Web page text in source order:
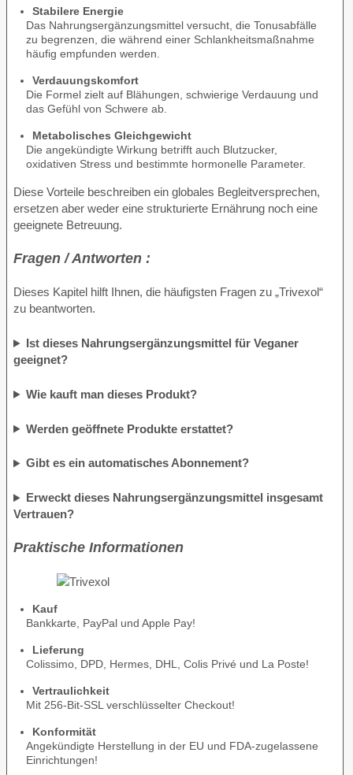
Stabilere Energie
Das Nahrungsergänzungsmittel versucht, die Tonusabfälle
zu begrenzen, die während einer Schlankheitsmaßnahme
häufig empfunden werden.
Verdauungskomfort
Die Formel zielt auf Blähungen, schwierige Verdauung und
das Gefühl von Schwere ab.
Metabolisches Gleichgewicht
Die angekündigte Wirkung betrifft auch Blutzucker,
oxidativen Stress und bestimmte hormonelle Parameter.
Diese Vorteile beschreiben ein globales Begleitversprechen,
ersetzen aber weder eine strukturierte Ernährung noch eine
geeignete Betreuung.
Fragen / Antworten :
Dieses Kapitel hilft Ihnen, die häufigsten Fragen zu „Trivexol“
zu beantworten.
Ist dieses Nahrungsergänzungsmittel für Veganer
geeignet?
Wie kauft man dieses Produkt?
Werden geöffnete Produkte erstattet?
Gibt es ein automatisches Abonnement?
Erweckt dieses Nahrungsergänzungsmittel insgesamt
Vertrauen?
Praktische Informationen
Kauf
Bankkarte, PayPal und Apple Pay!
Lieferung
Colissimo, DPD, Hermes, DHL, Colis Privé und La Poste!
Vertraulichkeit
Mit 256-Bit-SSL verschlüsselter Checkout!
Konformität
Angekündigte Herstellung in der EU und FDA-zugelassene
Einrichtungen!